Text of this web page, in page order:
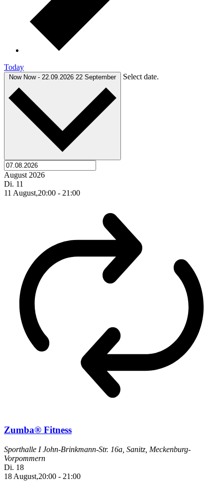
Today
Now Now - 22.09.2026 22 September Select date.
August 2026
Di. 11
11 August,20:00 - 21:00
Zumba® Fitness
Sporthalle IJohn-Brinkmann-Str. 16a, Sanitz, Meckenburg-
Vorpommern
Di. 18
18 August,20:00 - 21:00